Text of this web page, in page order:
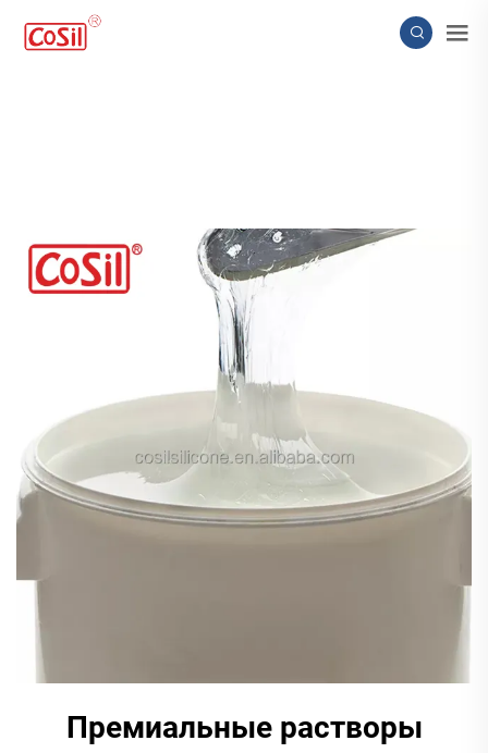
Премиальные растворы